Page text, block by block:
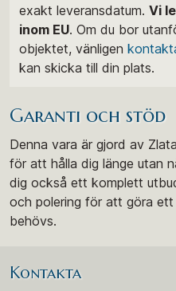
exakt leveransdatum. Vi
inom EU. Om du bor
objektet, vänligen
kan skicka till din plats.
Garanti och stöd
Denna vara är gjord av
för att hålla dig länge utan
dig också ett komplett
och polering för att göra
behövs.
Kontakta